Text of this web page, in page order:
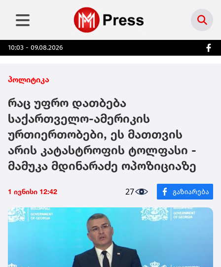
10:03 - 09.08.2026
პოლიტიკა
რაც უფრო დათბება
საქართველო-ამერიკის
ურთიერთობები, ეს მათთვის
არის კატასტროფის ტოლფასი -
მამუკა მდინარაძე ოპოზიციაზე
1 ივნისი 12:42 27